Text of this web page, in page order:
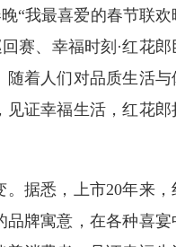
“我最喜爱的春节联欢
赛、幸福时刻·红花郎
随着人们对品质生活与
见证幸福生活，红花郎
据悉，上市20年来，
牌寓意，在各种喜宴